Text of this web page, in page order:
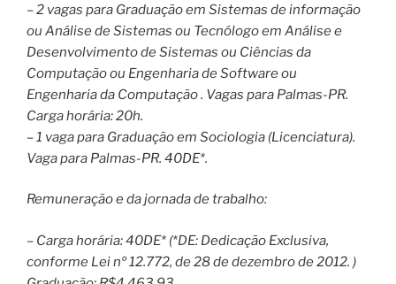
– 2 vagas para Graduação em Sistemas de informação
ou Análise de Sistemas ou Tecnólogo em Análise e
Desenvolvimento de Sistemas ou Ciências da
Computação ou Engenharia de Software ou
Engenharia da Computação . Vagas para Palmas-PR.
Carga horária: 20h.
– 1 vaga para Graduação em Sociologia (Licenciatura).
Vaga para Palmas-PR. 40DE*.
Remuneração e da jornada de trabalho:
– Carga horária: 40DE* (*DE: Dedicação Exclusiva,
conforme Lei nº 12.772, de 28 de dezembro de 2012. )